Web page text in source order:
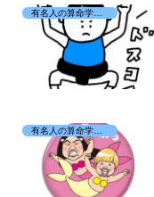
有名人の算命学日記☆
有名人の算命学日記☆